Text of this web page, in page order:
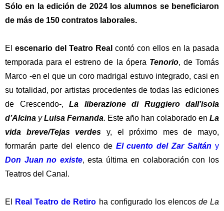
Sólo en la edición de 2024 los alumnos se beneficiaron
de más de 150 contratos laborales.
El escenario del Teatro Real contó con ellos en la pasada
temporada para el estreno de la ópera Tenorio, de Tomás
Marco -en el que un coro madrigal estuvo integrado, casi en
su totalidad, por artistas procedentes de todas las ediciones
de Crescendo-, La liberazione di Ruggiero dall’isola
d’Alcina yLuisa Fernanda. Este año han colaborado en La
vida breve/Tejas verdes y, el próximo mes de mayo,
formarán parte del elenco de El cuento del Zar Saltán y
Don Juan no existe, esta última en colaboración con los
Teatros del Canal.
El Real Teatro de Retiro ha configurado los elencos de La